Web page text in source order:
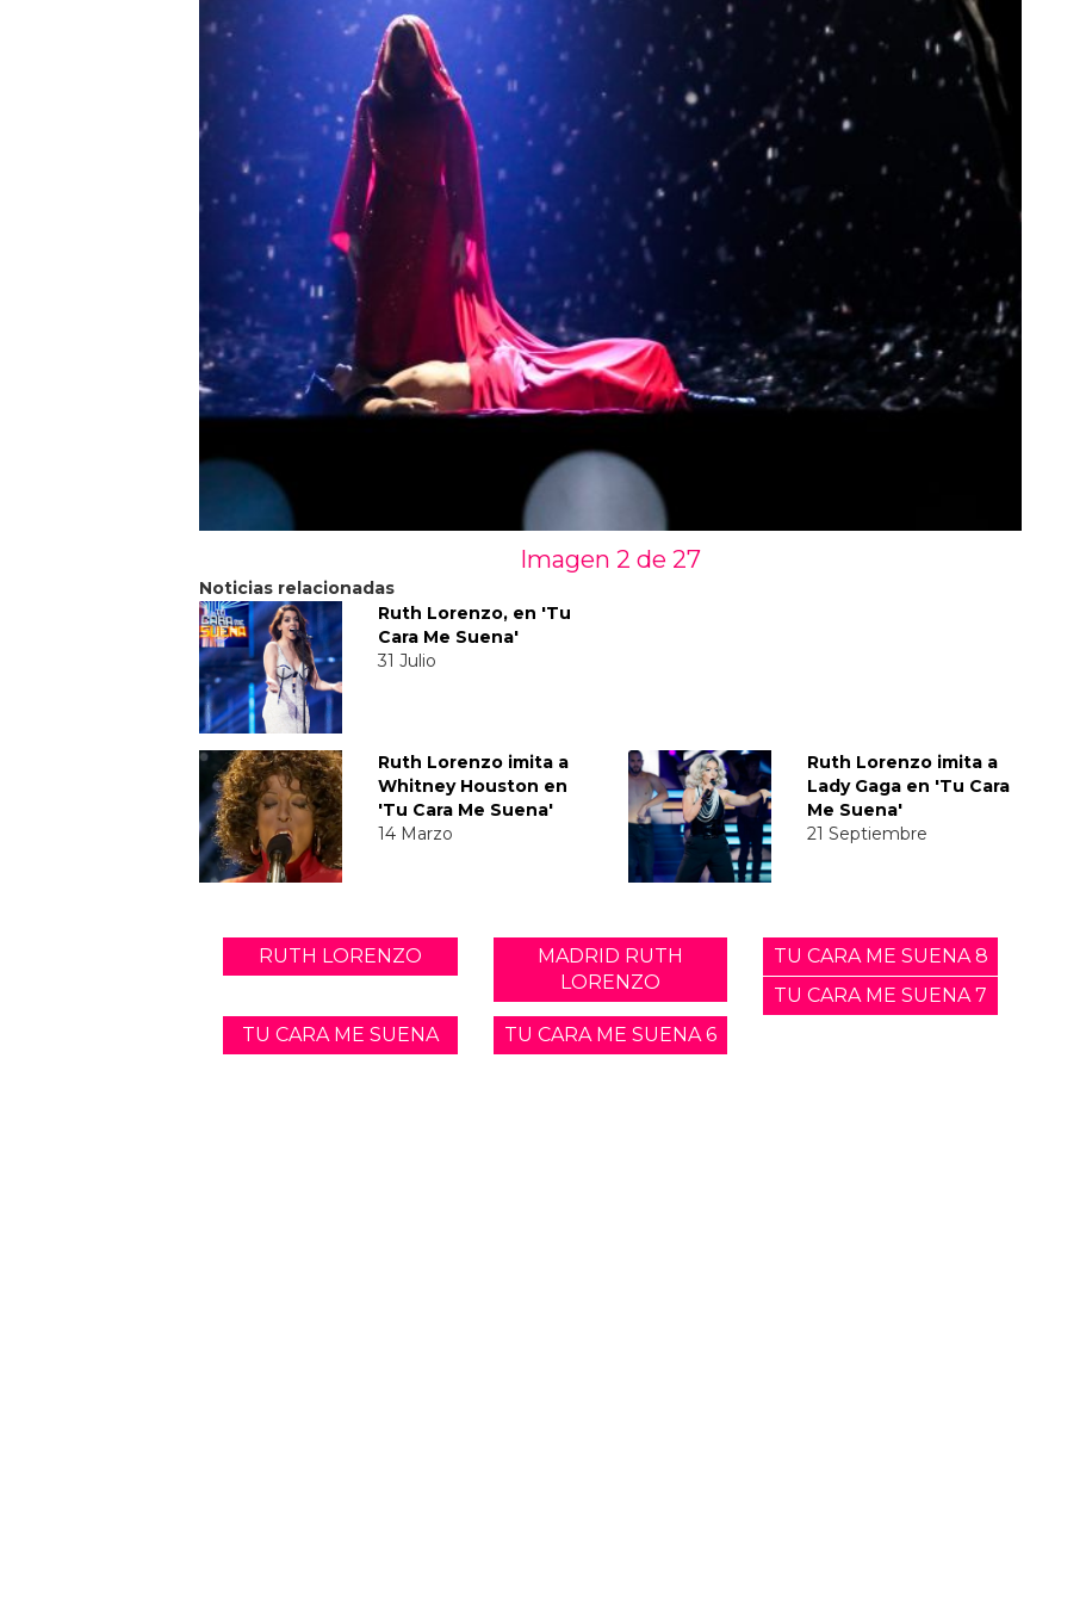
Imagen 2 de 27
Noticias relacionadas
Ruth Lorenzo, en 'Tu
Cara Me Suena'
31 Julio
Ruth Lorenzo imita a
Whitney Houston en
'Tu Cara Me Suena'
14 Marzo
Ruth Lorenzo imita a
Lady Gaga en 'Tu Cara
Me Suena'
21 Septiembre
RUTH LORENZO
MADRID RUTH
LORENZO
TU CARA ME SUENA 8
TU CARA ME SUENA 7
TU CARA ME SUENA
TU CARA ME SUENA 6